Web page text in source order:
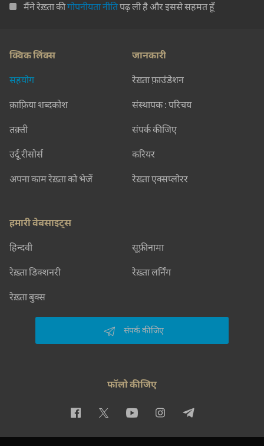
मैंने रेख़्ता कीगोपनीयता नीतिपढ़ ली है और इससे सहमत हूँ
क्विक लिंक्स
सहयोग
क़ाफ़िया शब्दकोश
तक़्ती
उर्दू रीसोर्स
अपना काम रेख़्ता को भेजें
जानकारी
रेख़्ता फ़ाउंडेशन
संस्थापक : परिचय
संपर्क कीजिए
करियर
रेख़्ता एक्सप्लोरर
हमारी वेबसाइट्स
हिन्दवी सूफ़ीनामा
रेख़्ता डिक्शनरी रेख़्ता लर्निंग
रेख़्ता बुक्स
संपर्क कीजिए
फॉलो कीजिए